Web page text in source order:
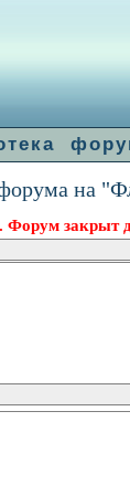
на
закрыт